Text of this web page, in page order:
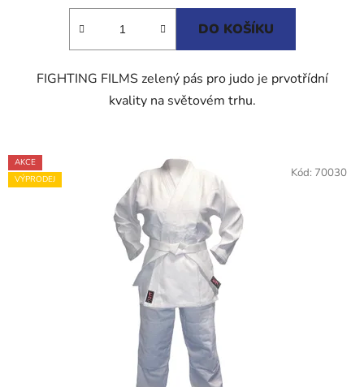
DO KOŠÍKU
FIGHTING FILMS zelený pás pro judo je prvotřídní
kvality na světovém trhu.
AKCE
VÝPRODEJ
Kód: 70030